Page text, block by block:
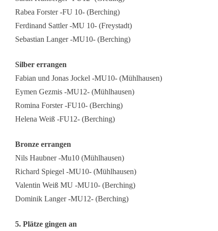
Rabea Forster -FU 10- (Berching)
Ferdinand Sattler -MU 10- (Freystadt)
Sebastian Langer -MU10- (Berching)
Silber errangen
Fabian und Jonas Jockel -MU10- (Mühlhausen)
Eymen Gezmis -MU12- (Mühlhausen)
Romina Forster -FU10- (Berching)
Helena Weiß -FU12- (Berching)
Bronze errangen
Nils Haubner -Mu10 (Mühlhausen)
Richard Spiegel -MU10- (Mühlhausen)
Valentin Weiß MU -MU10- (Berching)
Dominik Langer -MU12- (Berching)
5. Plätze gingen an